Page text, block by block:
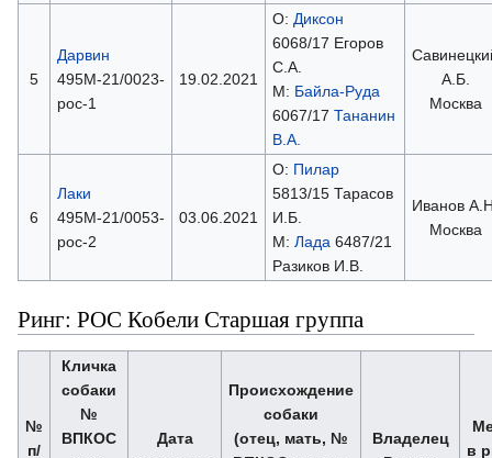
5
Дарвин
495М-21/0023-
рос-1
19.02.2021
О: Диксон
6068/17 Егоров
С.А.
М: Байла-Руда
6067/17 Тананин
В.А.
А.Б.
Москва
6
Лаки
495М-21/0053-
рос-2
03.06.2021
О: Пилар
5813/15 Тарасов
И.Б.
М: Лада 6487/21
Разиков И.В.
Иванов
Москва
Ринг: РОС Кобели Старшая группа
№
п/
Кличка
собаки
№
ВПКОС
Дата
Происхождение
собаки
(отец, мать, №
Владелец
в